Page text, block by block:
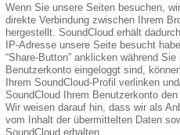
Wenn Sie unsere Seiten besuchen,
direkte Verbindung zwischen Ihrem
hergestellt. SoundCloud erhält
IP-Adresse unsere Seite besucht
“Share-Button” anklicken während
Benutzerkonto eingeloggt sind,
Ihrem SoundCloud-Profil verlinken
SoundCloud Ihrem Benutzerkonto
Wir weisen darauf hin, dass wir als
vom Inhalt der übermittelten Daten
SoundCloud erhalten.